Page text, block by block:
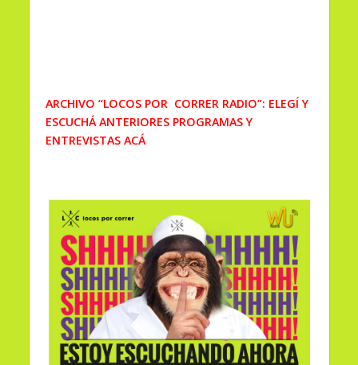
ARCHIVO “LOCOS POR CORRER RADIO”: ELEGÍ Y
ESCUCHÁ ANTERIORES PROGRAMAS Y
ENTREVISTAS ACÁ